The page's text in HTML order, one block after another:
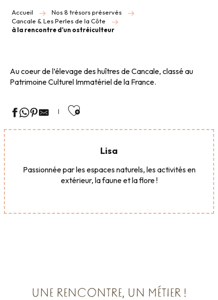
Accueil
Nos 8 trésors préservés
Cancale & Les Perles de la Côte
à la rencontre d’un ostréiculteur
Au coeur de l’élevage des huîtres de Cancale, classé au
Patrimoine Culturel Immatériel de la France.
Ajouter aux favoris
Lisa
Passionnée par les espaces naturels, les activités en
extérieur, la faune et la flore !
UNE RENCONTRE, UN MÉTIER !